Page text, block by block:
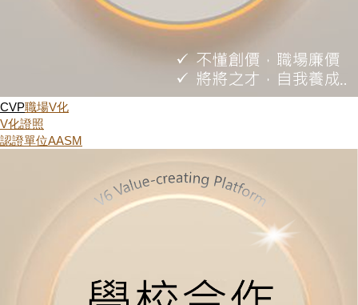
CVP職場V化
V化證照
認證單位AASM